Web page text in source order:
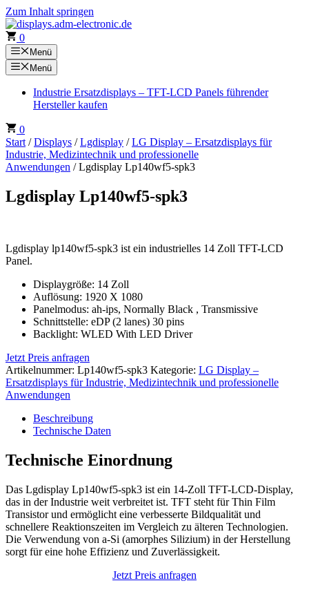
Zum Inhalt springen
0
Menü
Menü
Industrie Ersatzdisplays – TFT-LCD Panels führender
Hersteller kaufen
0
Start /Displays /Lgdisplay /LG Display – Ersatzdisplays für
Industrie, Medizintechnik und professionelle
Anwendungen / Lgdisplay Lp140wf5-spk3
Lgdisplay Lp140wf5-spk3
Lgdisplay lp140wf5-spk3 ist ein industrielles 14 Zoll TFT-LCD
Panel.
Displaygröße: 14 Zoll
Auflösung: 1920 X 1080
Panelmodus: ah-ips, Normally Black , Transmissive
Schnittstelle: eDP (2 lanes) 30 pins
Backlight: WLED With LED Driver
Jetzt Preis anfragen
Artikelnummer: Lp140wf5-spk3 Kategorie: LG Display –
Ersatzdisplays für Industrie, Medizintechnik und professionelle
Anwendungen
Beschreibung
Technische Daten
Technische Einordnung
Das Lgdisplay Lp140wf5-spk3 ist ein 14-Zoll TFT-LCD-Display,
das in der Industrie weit verbreitet ist. TFT steht für Thin Film
Transistor und ermöglicht eine verbesserte Bildqualität und
schnellere Reaktionszeiten im Vergleich zu älteren Technologien.
Die Verwendung von a-Si (amorphes Silizium) in der Herstellung
sorgt für eine hohe Effizienz und Zuverlässigkeit.
Jetzt Preis anfragen